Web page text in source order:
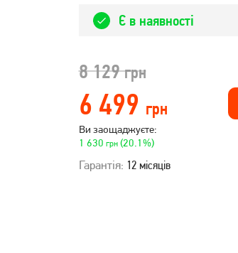
Є в наявності
8 129грн
6 499 грн
Ви заощаджуєте:
1 630 грн(20.1%)
Гарантія: 12 місяців